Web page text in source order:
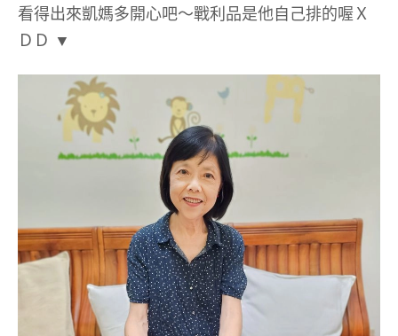
看得出來凱媽多開心吧～戰利品是他自己排的喔Ｘ
ＤＤ ▼